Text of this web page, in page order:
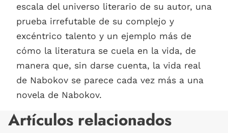
escala del universo literario de su autor, una
prueba irrefutable de su complejo y
excéntrico talento y un ejemplo más de
cómo la literatura se cuela en la vida, de
manera que, sin darse cuenta, la vida real
de Nabokov se parece cada vez más a una
novela de Nabokov.
Artículos relacionados